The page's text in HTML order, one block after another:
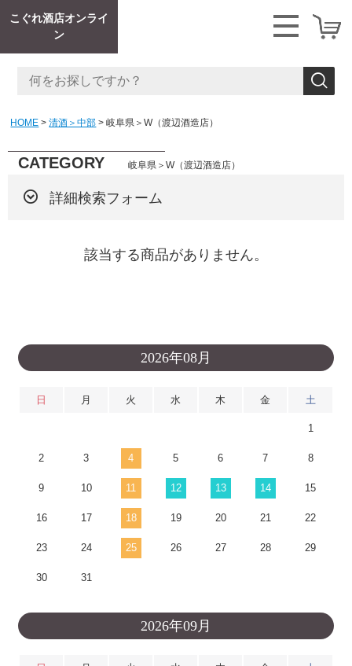
こぐれ酒店オンライ
ン
HOME 清酒＞中部 岐阜県＞W（渡辺酒造店）
CATEGORY 岐阜県＞W（渡辺酒造店）
詳細検索フォーム
該当する商品がありません。
2026年08月
日 月 火 水 木 金 土
1
2 3 4 5 6 7 8
9 10 11 12 13 14 15
16 17 18 19 20 21 22
23 24 25 26 27 28 29
30 31
2026年09月